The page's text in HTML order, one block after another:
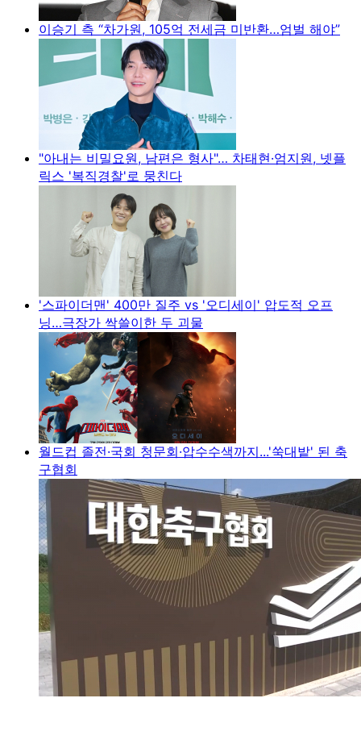
이승기 측 “차가원, 105억 전세금 미반환…엄벌 해야”
"아내는 비밀요원, 남편은 형사"… 차태현·엄지원, 넷플
릭스 '복직경찰'로 뭉친다
'스파이더맨' 400만 질주 vs '오디세이' 압도적 오프
닝…극장가 싹쓸이한 두 괴물
월드컵 졸전·국회 청문회·압수수색까지...'쑥대밭' 된 축
구협회